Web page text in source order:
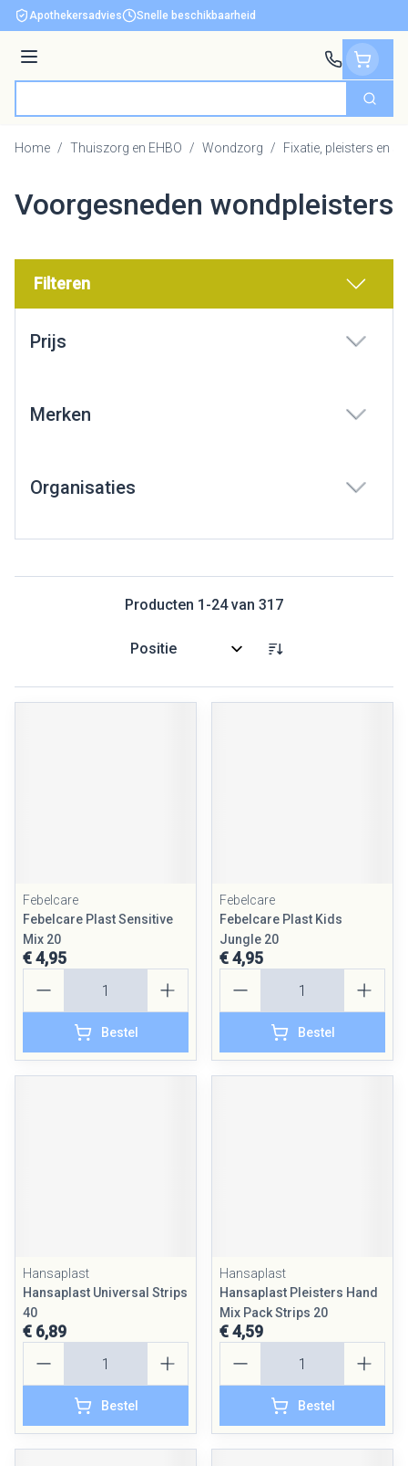
Ga naar de inhoud
Apothekersadvies Snelle beschikbaarheid
Menu
Zoek
Home / Thuiszorg en EHBO / Wondzorg / Fixatie, pleisters en
Voorgesneden wondpleisters
Filteren
Prijs
Merken
Organisaties
Producten 1 -24van 317
Sorteer op:
Febelcare
Febelcare Plast Sensitive
Mix 20
€ 4,95
Bestel
Febelcare
Febelcare Plast Kids
Jungle 20
€ 4,95
Bestel
Hansaplast
Hansaplast Universal Strips
40
€ 6,89
Bestel
Hansaplast
Hansaplast Pleisters Hand
Mix Pack Strips 20
€ 4,59
Bestel